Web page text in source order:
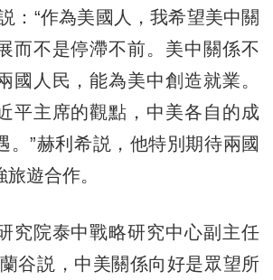
：“作為美國人，我希望美中關
而不是停滯不前。美中關係不
國人民，能為美中創造就業。
平主席的觀點，中美各自的成
。”赫利希説，他特別期待兩國
遊合作。
院泰中戰略研究中心副主任
谷説，中美關係向好是眾望所